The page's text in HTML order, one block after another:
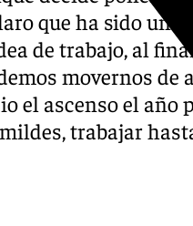
que ha sido
de trabajo, al
movernos de
el ascenso el año
trabajar